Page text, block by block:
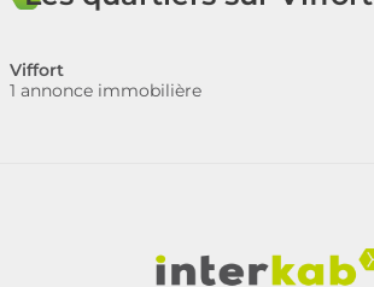
Viffort
1 annonce immobilière